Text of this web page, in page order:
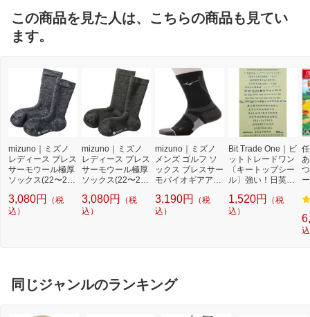
この商品を見た人は、こちらの商品も見てい
ます。
mizuno｜ミズノ
レディース ブレス
サーモウール極厚
ソックス(22〜24c
9704【返品交換不
可】
3,080円
（税
込）
mizuno｜ミズノ
レディース ブレス
サーモウール極厚
ソックス(22〜24c
ー) B2JX9704【返
品交換不可】
3,080円
（税
込）
mizuno｜ミズノ
メンズ ゴルフ ソ
ックス ブレスサー
モバイオギアアー
ミドル丈(25〜27c
m/ブラック)52JX0
3,190円
（税
込）
Bit Trade One｜ビ
ットトレードワン
〔キートップシー
ル〕強い！日英対
プシールセット ブ
ルー DYKTSBL
1,520円
（税
込）
同じジャンルのランキング